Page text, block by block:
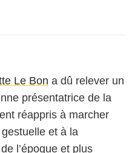
Le Bon a dû relever un
présentatrice de la
réappris à marcher
et à la
l’époque et plus